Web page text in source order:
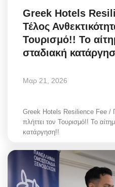
Greek Hotels
Τέλος
Τουρισμό!! Το
σταδιακή
Μαρ 21, 2026
Greek Hotels Resilience Fee /
πλήττει τον Τουρισμό!! Το
κατάργηση!!